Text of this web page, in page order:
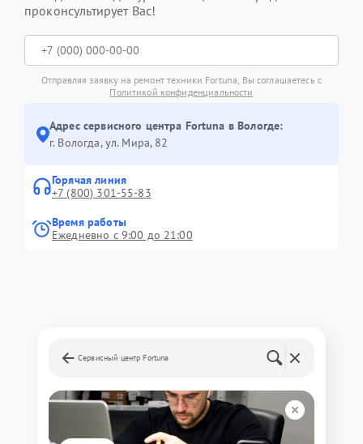
проконсультирует Вас!
Отправляя заявку на ремонт техники Fortuna, Вы соглашаетесь с
Политикой конфиденциальности
Адрес сервисного центра Fortuna в Вологде:
г. Вологда, ул. Мира, 82
Горячая линия
+7 (800) 301-55-83
Время работы
Ежедневно с 9:00 до 21:00
Сервисный центр Fortuna